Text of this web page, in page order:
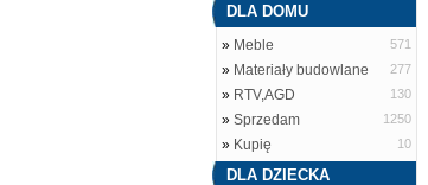
DLA DOMU
» Meble 571
» Materiały budowlane 277
» RTV,AGD 130
» Sprzedam 1250
» Kupię 10
DLA DZIECKA